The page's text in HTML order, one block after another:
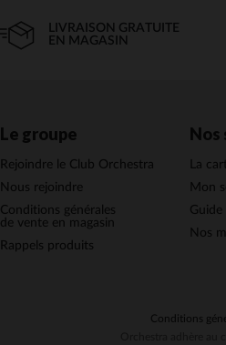
LIVRAISON GRATUITE
EN MAGASIN
Le groupe
Rejoindre le Club Orchestra
Nous rejoindre
Conditions générales
de vente en magasin
Rappels produits
Nos
La
Mon
Nos
Conditions